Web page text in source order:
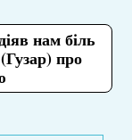
нам біль
про